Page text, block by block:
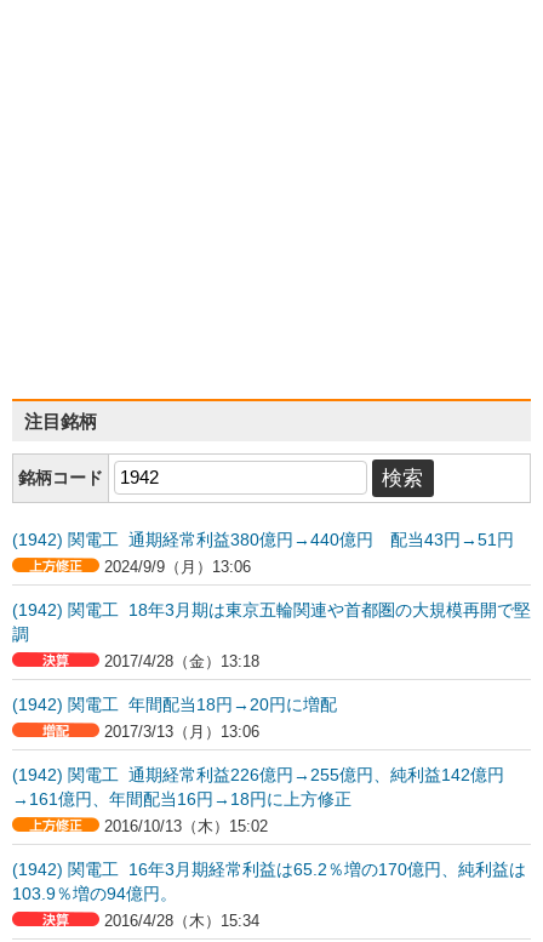
注目銘柄
銘柄コード
(1942) 関電工 通期経常利益380億円→440億円 配当43円→51円
2024/9/9（月）13:06
(1942) 関電工 18年3月期は東京五輪関連や首都圏の大規模再開で堅
調
2017/4/28（金）13:18
(1942) 関電工 年間配当18円→20円に増配
2017/3/13（月）13:06
(1942) 関電工 通期経常利益226億円→255億円、純利益142億円
→161億円、年間配当16円→18円に上方修正
2016/10/13（木）15:02
(1942) 関電工 16年3月期経常利益は65.2％増の170億円、純利益は
103.9％増の94億円。
2016/4/28（木）15:34